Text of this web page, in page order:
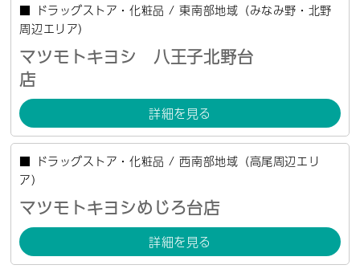
■ ドラッグストア・化粧品 /東南部地域（みなみ野・北野
周辺エリア）
マツモトキヨシ 八王子北野台
店
詳細を見る
■ ドラッグストア・化粧品 /西南部地域（高尾周辺エリ
ア）
マツモトキヨシめじろ台店
詳細を見る